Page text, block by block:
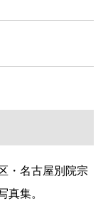
・名古屋別院宗
真集。